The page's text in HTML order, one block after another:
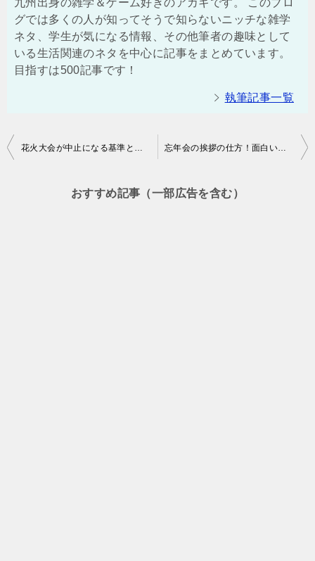
グでは多くの人が知ってそうで知らないニッチな雑学
ネタ、学生が気になる情報、その他筆者の趣味として
いる生活関連のネタを中心に記事をまとめています。
目指すは500記事です！
執筆記事一覧
投
おすすめ記事（一部広告を含む）